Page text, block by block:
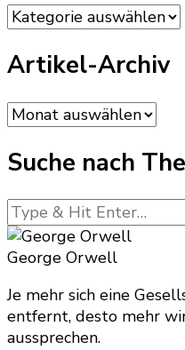
Kategorien
Artikel-Archiv
Artikel-
Archiv
Suche nach
Looking
for
Something?
George Orwell
Je mehr sich eine
entfernt, desto mehr
aussprechen.